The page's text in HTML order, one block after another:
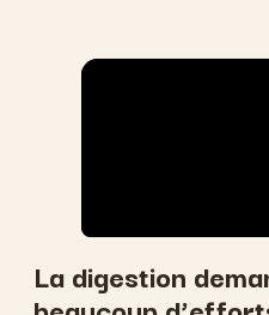
La digestion